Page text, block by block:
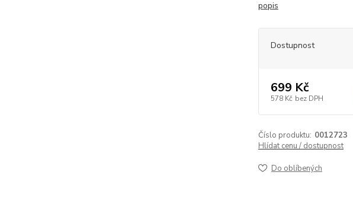
popis
Dostupnost
699 Kč
578 Kč bez DPH
Číslo produktu: 0012723
Hlídat cenu / dostupnost
Do oblíbených